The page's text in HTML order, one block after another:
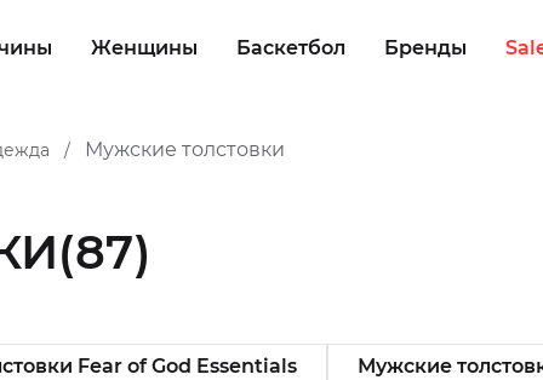
Женщины Баскетбол Бренды
/ Мужские толстовки
(87)
Fear of God Essentials Мужские